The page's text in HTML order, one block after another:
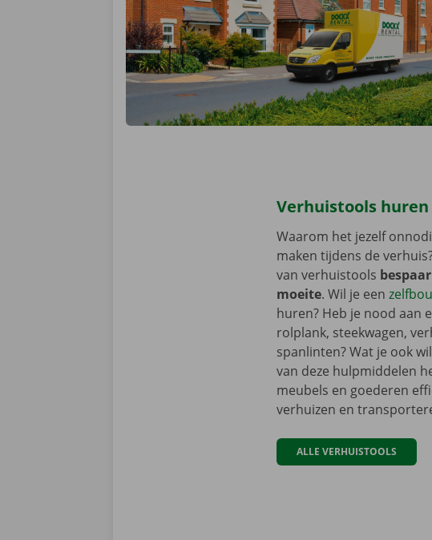
Verhuistools huren
Waarom het jezelf
maken tijdens de
van verhuistools
moeite. Wil je een
huren? Heb je nood aan
rolplank, steekwagen,
spanlinten? Wat je ook
van deze hulpmiddelen
meubels en goederen
verhuizen en
ALLE VERHUISTOOLS